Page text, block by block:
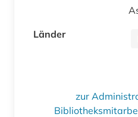
Länder
zur